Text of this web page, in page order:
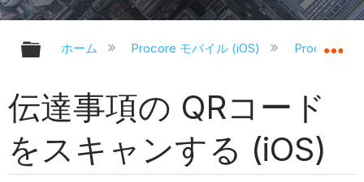
グローバル階層を展開/折りたたむ
ホーム Procore モバイル (iOS) Procore
伝達事項の QRコード
をスキャンする (iOS)